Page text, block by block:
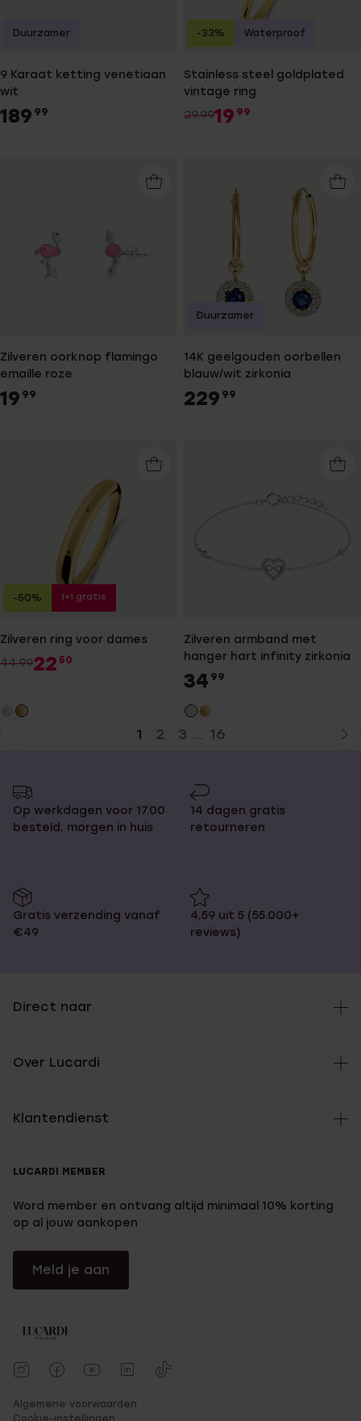
9 Karaat ketting venetiaan
wit
189 99
Duurzamer
Stainless steel goldplated
vintage ring
29.9919 99
-33% Waterproof
Zilveren oorknop flamingo
emaille roze
19 99
14K geelgouden oorbellen
blauw/wit zirkonia
229 99
Duurzamer
Zilveren ring voor dames
44.9922 50
-50% 1+1 gratis
Zilveren armband met
hanger hart infinity zirkonia
34 99
1 2 3 ... 16
Op werkdagen voor 17.00
besteld, morgen in huis
14 dagen gratis
retourneren
Gratis verzending vanaf
€49
4,59 uit 5 (55.000+
reviews)
Direct naar
Over Lucardi
Klantendienst
LUCARDI MEMBER
Word member en ontvang altijd minimaal 10% korting
op al jouw aankopen
Meld je aan
Algemene voorwaarden